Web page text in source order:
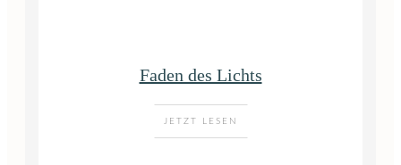
Faden des Lichts
JETZT LESEN